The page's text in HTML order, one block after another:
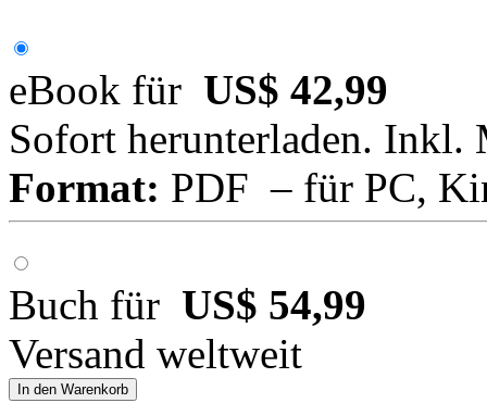
eBook für US$ 42,99
Sofort herunterladen. Inkl.
Format: PDF – für PC,
Buch für US$ 54,99
Versand weltweit
In den Warenkorb